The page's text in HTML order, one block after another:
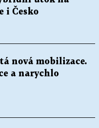
i Česko
nová mobilizace.
a narychlo